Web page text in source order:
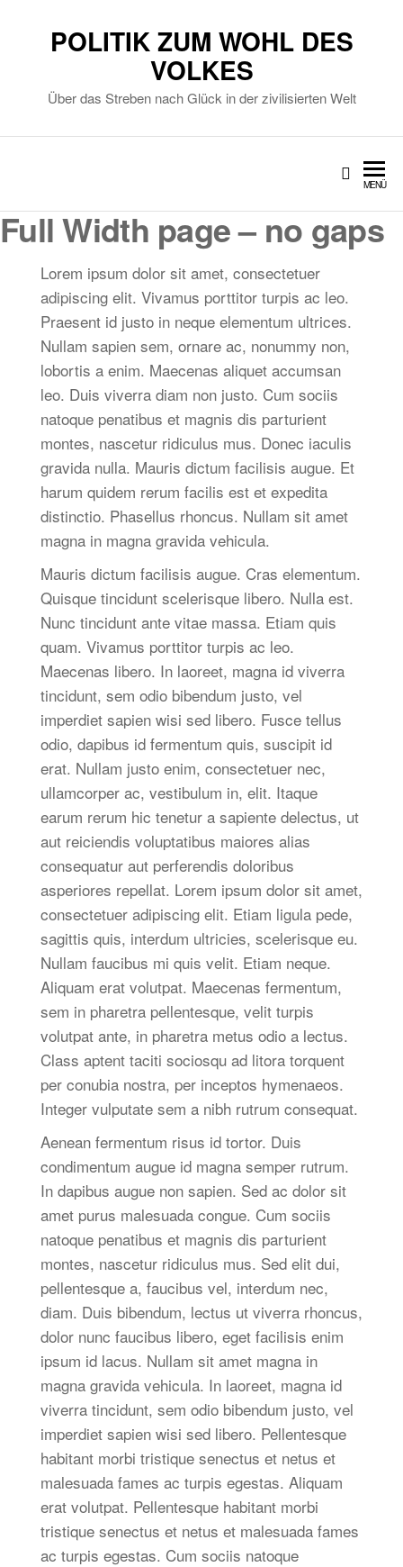
POLITIK ZUM WOHL DES
VOLKES
Über das Streben nach Glück in der zivilisierten Welt
MENÜ
Full Width page – no gaps
Lorem ipsum dolor sit amet, consectetuer
adipiscing elit. Vivamus porttitor turpis ac leo.
Praesent id justo in neque elementum ultrices.
Nullam sapien sem, ornare ac, nonummy non,
lobortis a enim. Maecenas aliquet accumsan
leo. Duis viverra diam non justo. Cum sociis
natoque penatibus et magnis dis parturient
montes, nascetur ridiculus mus. Donec iaculis
gravida nulla. Mauris dictum facilisis augue. Et
harum quidem rerum facilis est et expedita
distinctio. Phasellus rhoncus. Nullam sit amet
magna in magna gravida vehicula.
Mauris dictum facilisis augue. Cras elementum.
Quisque tincidunt scelerisque libero. Nulla est.
Nunc tincidunt ante vitae massa. Etiam quis
quam. Vivamus porttitor turpis ac leo.
Maecenas libero. In laoreet, magna id viverra
tincidunt, sem odio bibendum justo, vel
imperdiet sapien wisi sed libero. Fusce tellus
odio, dapibus id fermentum quis, suscipit id
erat. Nullam justo enim, consectetuer nec,
ullamcorper ac, vestibulum in, elit. Itaque
earum rerum hic tenetur a sapiente delectus, ut
aut reiciendis voluptatibus maiores alias
consequatur aut perferendis doloribus
asperiores repellat. Lorem ipsum dolor sit amet,
consectetuer adipiscing elit. Etiam ligula pede,
sagittis quis, interdum ultricies, scelerisque eu.
Nullam faucibus mi quis velit. Etiam neque.
Aliquam erat volutpat. Maecenas fermentum,
sem in pharetra pellentesque, velit turpis
volutpat ante, in pharetra metus odio a lectus.
Class aptent taciti sociosqu ad litora torquent
per conubia nostra, per inceptos hymenaeos.
Integer vulputate sem a nibh rutrum consequat.
Aenean fermentum risus id tortor. Duis
condimentum augue id magna semper rutrum.
In dapibus augue non sapien. Sed ac dolor sit
amet purus malesuada congue. Cum sociis
natoque penatibus et magnis dis parturient
montes, nascetur ridiculus mus. Sed elit dui,
pellentesque a, faucibus vel, interdum nec,
diam. Duis bibendum, lectus ut viverra rhoncus,
dolor nunc faucibus libero, eget facilisis enim
ipsum id lacus. Nullam sit amet magna in
magna gravida vehicula. In laoreet, magna id
viverra tincidunt, sem odio bibendum justo, vel
imperdiet sapien wisi sed libero. Pellentesque
habitant morbi tristique senectus et netus et
malesuada fames ac turpis egestas. Aliquam
erat volutpat. Pellentesque habitant morbi
tristique senectus et netus et malesuada fames
ac turpis egestas. Cum sociis natoque